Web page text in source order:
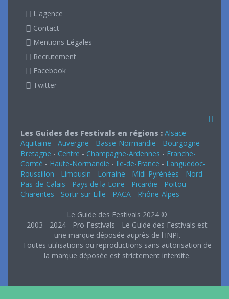
L'agence
Contact
Mentions Légales
Recrutement
Facebook
Twitter
Les Guides des Festivals en régions : Alsace -
Aquitaine - Auvergne - Basse-Normandie - Bourgogne -
Bretagne - Centre - Champagne-Ardennes - Franche-
Comté - Haute-Normandie - Ile-de-France - Languedoc-
Roussillon - Limousin - Lorraine - Midi-Pyrénées - Nord-
Pas-de-Calais - Pays de la Loire - Picardie - Poitou-
Charentes - Sortir sur Lille - PACA - Rhône-Alpes
Le Guide des Festivals 2024 ©
2003 - 2024 - Pro Festivals - Le Guide des Festivals est
une marque déposée auprès de l'INPI.
Toutes utilisations ou reproductions sans autorisation de
la marque déposée est strictement interdite.